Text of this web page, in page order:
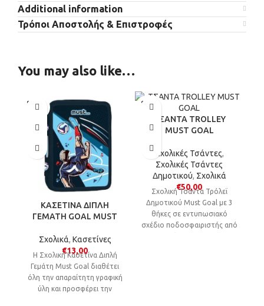
Additional information
Τρόποι Αποστολής & Επιστροφές
You may also like…
SOLD
OUT
ΚΑΣΕΤΙΝΑ ΔΙΠΛΗ
ΓΕΜΑΤΗ GOAL MUST
Σχολικά, Κασετίνες
€13,00
Η Σχολική Κασετίνα Διπλή
Γεμάτη Must Goal διαθέτει
όλη την απαραίτητη γραφική
ύλη και προσφέρει την
SOLD
OUT
ΤΣΑΝΤΑ TROLLEY
MUST GOAL
Σχολικές Τσάντες,
Σχολικές Τσάντες
Δημοτικού, Σχολικά
€50,00
Σχολική Τσάντα Τρόλεϊ
Δημοτικού Must Goal με 3
θήκες σε εντυπωσιακό
σχέδιο ποδοσφαιριστής από